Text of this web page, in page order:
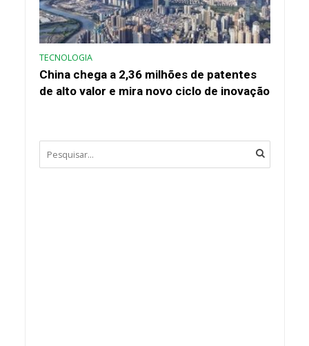
TECNOLOGIA
China chega a 2,36 milhões de patentes
de alto valor e mira novo ciclo de inovação